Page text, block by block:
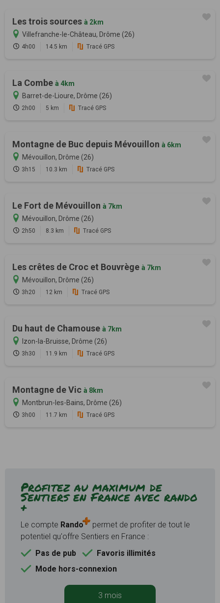
Les trois sources à 2km
Villefranche-le-Château, Drôme (26)
4h00 14.5 km Tracé GPS
La Combe à 4km
Barret-de-Lioure, Drôme (26)
2h00 5 km Tracé GPS
Montagne de Buc depuis Mévouillon à 6km
Mévouillon, Drôme (26)
3h15 10.3 km Tracé GPS
Le Fort de Mévouillon à 7km
Mévouillon, Drôme (26)
2h50 8.3 km Tracé GPS
Les crêtes de Croc et Bouvrège à 7km
Mévouillon, Drôme (26)
3h20 12 km Tracé GPS
Du haut de Chamouse à 7km
Izon-la-Bruisse, Drôme (26)
3h30 11.9 km Tracé GPS
Montagne de Vic à 8km
Montbrun-les-Bains, Drôme (26)
3h00 11.7 km Tracé GPS
Profitez au maximum de
Sentiers en France avec rando
+
Le compte Rando
permet de profiter de tout le
potentiel qu'offre Sentiers en France :
Pas de pub
Favoris illimités
Mode hors-connexion
3 mois